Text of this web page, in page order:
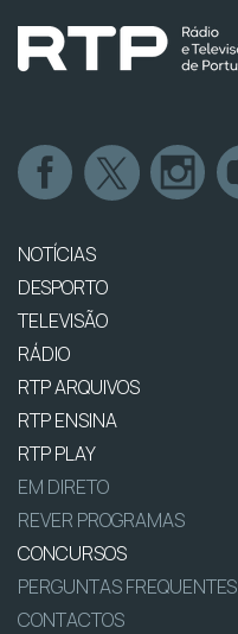
NOTÍCIAS
DESPORTO
TELEVISÃO
RÁDIO
RTP ARQUIVOS
RTP ENSINA
RTP PLAY
EM DIRETO
REVER PROGRAMAS
CONCURSOS
PERGUNTAS FREQUENTES
CONTACTOS